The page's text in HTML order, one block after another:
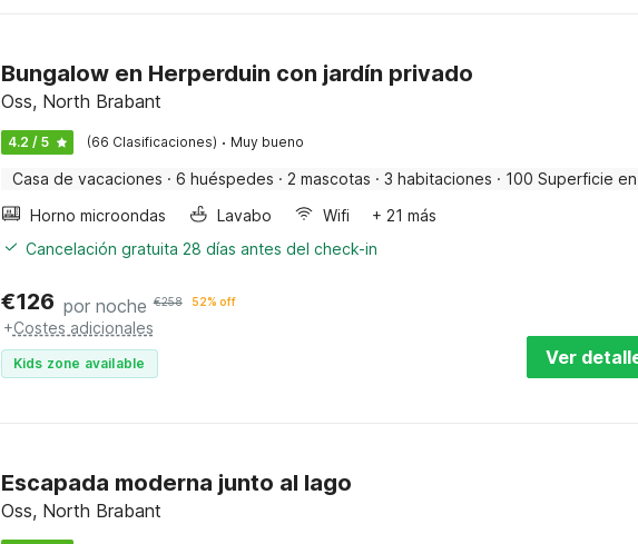
Bungalow en Herperduin con jardín privado
Oss, North Brabant
4.2 / 5 (66 Clasificaciones) · Muy bueno
Casa de vacaciones · 6 huéspedes · 2 mascotas · 3 habitaciones · 100 Superficie en
Horno microondas
Lavabo Wifi
+ 21 más
Cancelación gratuita 28 días antes del check-in
€126 por noche €258 52% off
+Costes adicionales
Kids zone available Ver
Escapada moderna junto al lago
Oss, North Brabant